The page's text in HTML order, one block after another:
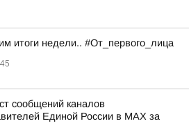
итоги недели.. #От_первого_лица
сообщений каналов
Единой России в МАХ за